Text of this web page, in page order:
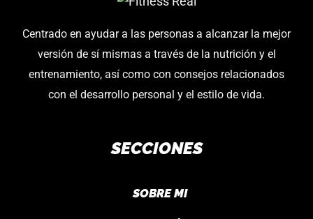
Centrado en ayudar a las personas a alcanzar la mejor
versión de sí mismas a través de la nutrición y el
entrenamiento, así como con consejos relacionados
con el desarrollo personal y el estilo de vida.
SECCIONES
SOBRE MI